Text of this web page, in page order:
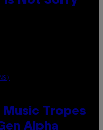
Tropes
Alpha